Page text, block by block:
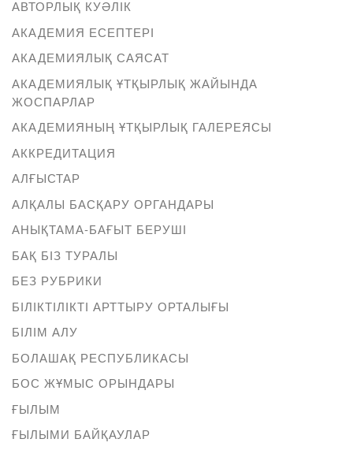
АВТОРЛЫҚ КУӘЛІК
АКАДЕМИЯ ЕСЕПТЕРІ
АКАДЕМИЯЛЫҚ САЯСАТ
АКАДЕМИЯЛЫҚ ҰТҚЫРЛЫҚ ЖАЙЫНДА
ЖОСПАРЛАР
АКАДЕМИЯНЫҢ ҰТҚЫРЛЫҚ ГАЛЕРЕЯСЫ
АККРЕДИТАЦИЯ
АЛҒЫСТАР
АЛҚАЛЫ БАСҚАРУ ОРГАНДАРЫ
АНЫҚТАМА-БАҒЫТ БЕРУШІ
БАҚ БІЗ ТУРАЛЫ
БЕЗ РУБРИКИ
БІЛІКТІЛІКТІ АРТТЫРУ ОРТАЛЫҒЫ
БІЛІМ АЛУ
БОЛАШАҚ РЕСПУБЛИКАСЫ
БОС ЖҰМЫС ОРЫНДАРЫ
ҒЫЛЫМ
ҒЫЛЫМИ БАЙҚАУЛАР